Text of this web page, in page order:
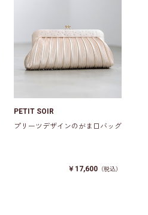
PETIT SOIR
プリーツデザインのがま口バッグ
￥17,600 （税込）